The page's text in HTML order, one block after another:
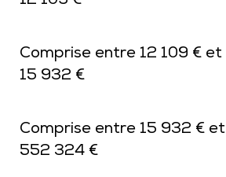
Comprise entre 12 109 € et
15 932 €
Comprise entre 15 932 € et
552 324 €